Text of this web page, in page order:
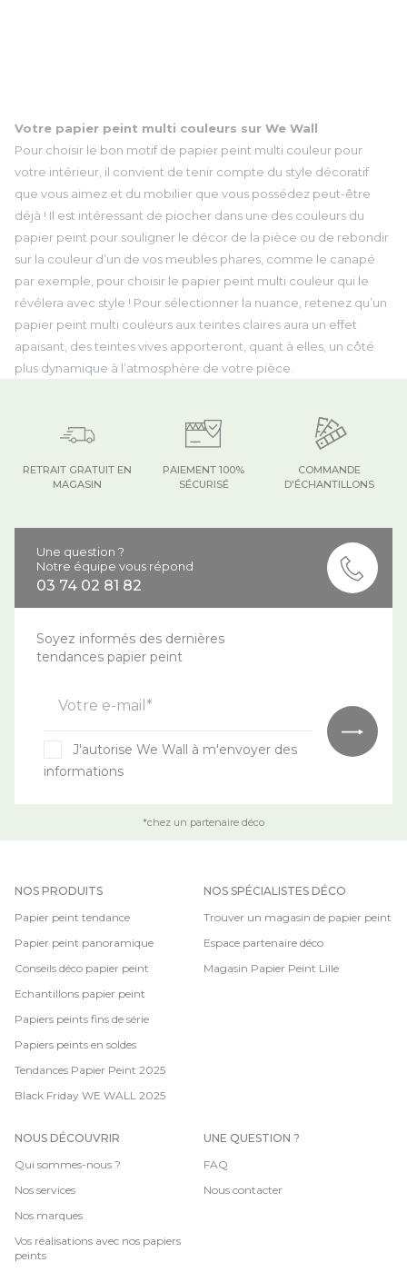
Votre papier peint multi couleurs sur We Wall
Pour choisir le bon motif de papier peint multi couleur pour
votre intérieur, il convient de tenir compte du style décoratif
que vous aimez et du mobilier que vous possédez peut-être
déjà ! Il est intéressant de piocher dans une des couleurs du
papier peint pour souligner le décor de la pièce ou de rebondir
sur la couleur d’un de vos meubles phares, comme le canapé
par exemple, pour choisir le papier peint multi couleur qui le
révélera avec style ! Pour sélectionner la nuance, retenez qu’un
papier peint multi couleurs aux teintes claires aura un effet
apaisant, des teintes vives apporteront, quant à elles, un côté
plus dynamique à l’atmosphère de votre pièce.
COMMANDE
D'ÉCHANTILLONS
PAIEMENT 100%
SÉCURISÉ
RETRAIT GRATUIT EN
MAGASIN
Une question ?
Notre équipe vous répond
03 74 02 81 82
Soyez informés des dernières
tendances papier peint
Votre e-mail*
J'autorise We Wall à m'envoyer des
informations
*chez un partenaire déco
NOS PRODUITS
Papier peint tendance
Papier peint panoramique
Conseils déco papier peint
Echantillons papier peint
Papiers peints fins de série
Papiers peints en soldes
Tendances Papier Peint 2025
Black Friday WE WALL 2025
NOS SPÉCIALISTES DÉCO
Trouver un magasin de papier peint
Espace partenaire déco
Magasin Papier Peint Lille
NOUS DÉCOUVRIR
Qui sommes-nous ?
Nos services
Nos marques
Vos réalisations avec nos papiers
peints
UNE QUESTION ?
FAQ
Nous contacter